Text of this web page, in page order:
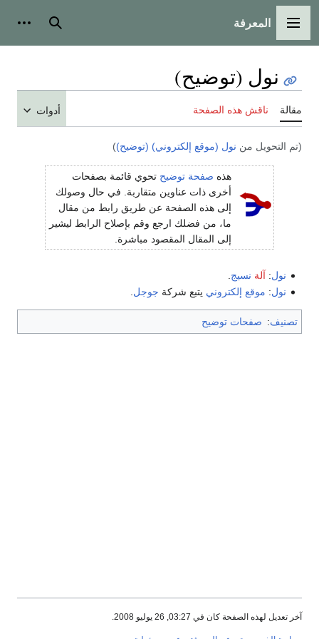
القائمة الرئيسية
المعرفة بحث
نول (توضيح)
مقالة ناقش هذه الصفحة أدوات
(تم التحويل من نول (موقع إلكتروني) (توضيح))
هذه صفحة توضيح تحوي قائمة بصفحات
أخرى ذات عناوين متقاربة. في حال وصولك
إلى هذه الصفحة عن طريق رابط من مقال
ما، من فضلك ارجع وقم بإصلاح الرابط ليشير
إلى المقال المقصود مباشرة.
نول: آلة نسيج
نول: موقع إلكتروني يتبع شركة جوجل.
تصنيف: صفحات توضيح
آخر تعديل لهذه الصفحة كان في 03:27, 26 يوليو 2008.